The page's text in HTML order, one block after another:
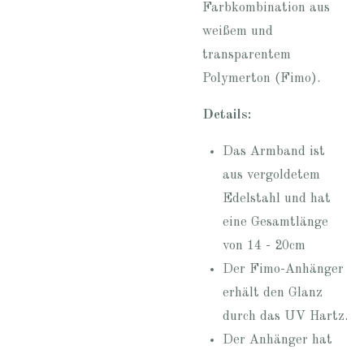
Farbkombination aus
weißem und
transparentem
Polymerton (Fimo).
Details:
Das Armband ist
aus vergoldetem
Edelstahl und hat
eine Gesamtlänge
von 14 - 20cm
Der Fimo-Anhänger
erhält den Glanz
durch das UV Hartz.
Der Anhänger hat